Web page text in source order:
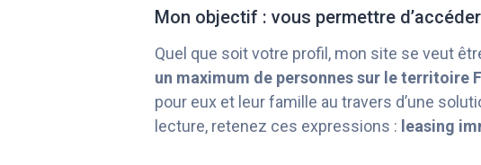
Mon objectif : vous permettre
Quel que soit votre profil, mon site se veut
un maximum de personnes sur le territoire
pour eux et leur famille au travers d’une
lecture, retenez ces expressions : leasing